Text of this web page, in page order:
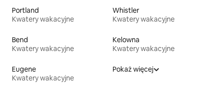
Portland
Kwatery wakacyjne
Whistler
Kwatery wakacyjne
Bend
Kwatery wakacyjne
Kelowna
Kwatery wakacyjne
Eugene
Kwatery wakacyjne
Pokaż więcej